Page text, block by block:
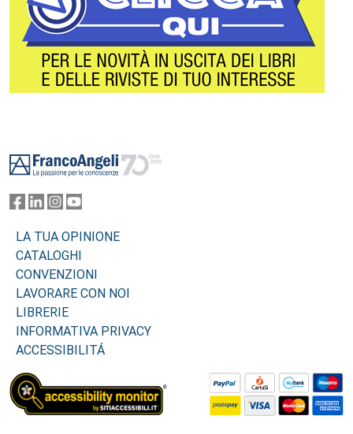
LA TUA OPINIONE
CATALOGHI
CONVENZIONI
LAVORARE CON NOI
LIBRERIE
INFORMATIVA PRIVACY
ACCESSIBILITÁ